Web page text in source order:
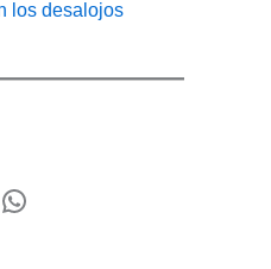
los desalojos
WhatsApp